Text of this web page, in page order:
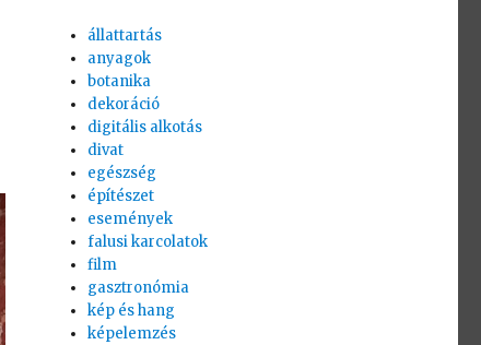
állattartás
anyagok
botanika
dekoráció
digitális alkotás
divat
egészség
építészet
események
falusi karcolatok
film
gasztronómia
kép és hang
képelemzés